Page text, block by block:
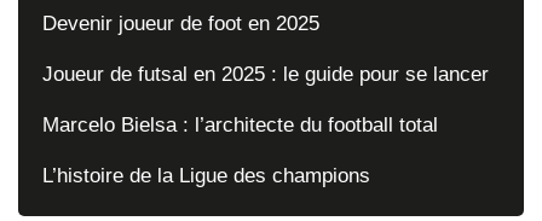
Devenir joueur de foot en 2025
Joueur de futsal en 2025 : le guide pour se lancer
Marcelo Bielsa : l’architecte du football total
L’histoire de la Ligue des champions